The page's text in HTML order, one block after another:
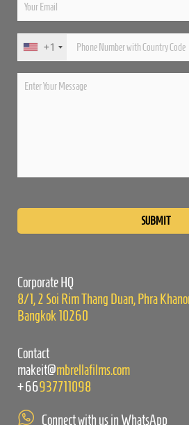
+1
Corporate HQ
8/1, 2 Soi Rim Thang Duan, Phra
Bangkok 10260
Contact
makeit@mbrellafilms.com
+66937711098
Connect with us in WhatsApp